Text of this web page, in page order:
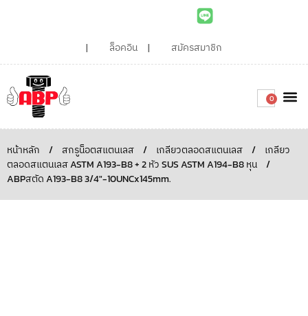
ล็อคอิน สมัครสมาชิก
0
หน้าหลัก / สกรูน็อตสแตนเลส / เกลียวตลอดสแตนเลส /
เกลียว
ตลอดสแตนเลส ASTM A193-B8 + 2 หัว SUS ASTM A194-B8 หุน
/
ABPสตัด A193-B8 3/4″-10UNCx145mm.